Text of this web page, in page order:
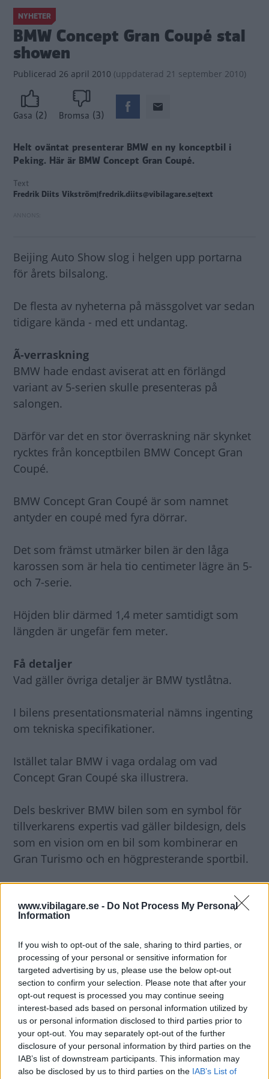
www.vibilagare.se - Do Not Process My Personal
Information
If you wish to opt-out of the sale, sharing to third parties, or
processing of your personal or sensitive information for
targeted advertising by us, please use the below opt-out
section to confirm your selection. Please note that after your
opt-out request is processed you may continue seeing
interest-based ads based on personal information utilized by
us or personal information disclosed to third parties prior to
your opt-out. You may separately opt-out of the further
disclosure of your personal information by third parties on the
IAB’s list of downstream participants. This information may
also be disclosed by us to third parties on the IAB’s List of
NYHETER
BMW Concept Gran Coupé stal
showen
Publicerad 26 april 2010 (uppdaterad 21 september 2010)
Gasa (2) Bromsa (3)
Helt oväntat presenterar BMW en ny konceptbil i
Peking. Här är BMW Concept Gran Coupé.
Text
Fredrik Diits Vikström|fredrik.diits@vibilagare.se|text
Beijing Auto Show slog i helgen upp portarna
för årets bilsalong.
De flesta av nyheterna på mässgolvet var sedan
tidigare kända - med ett undantag.
Ã-verraskning
BMW hade endast aviserat att en förlängd
variant av 5-serien skulle presenteras på
salongen.
Därför var det en stor överraskning när skynket
rycktes från konceptbilen BMW Concept Gran
Coupé.
BMW Concept Gran Coupé är som namnet
antyder en coupé med fyra dörrar.
Det som främst utmärker bilen är den låga
karossen som är hela tio centimeter lägre än 5-
och 7-serie.
Höjden blir därmed 1,4 meter samtidigt som
längden är ungefär fem meter.
Få detaljer
Vad gäller övriga detaljer är BMW tystlåtna.
I bilens presentationsmaterial nämns ingenting
om tekniska specifikationer.
Istället talar BMW i vaga ordalag om vad
Concept Gran Coupé ska illustrera.
Dels beskriver BMW bilen som en symbol för
tillverkarens expertis vad gäller bildesign, dels
som en vision om en bil som kombinerar en
Gran Turismo och en högpresterande sportbil.
För brittiska Autocar bekräftar dock BMW:s
designchef att företaget vill serietillverka en bil
som Concept Gran Coupé.
Bilen skulle då bli en utmanare till Mercedes
CLS, Volkswagen Passat CC och kommande
Audi A7.
Vilket namn bilen i sådana fall kommer att bära
är oklart.